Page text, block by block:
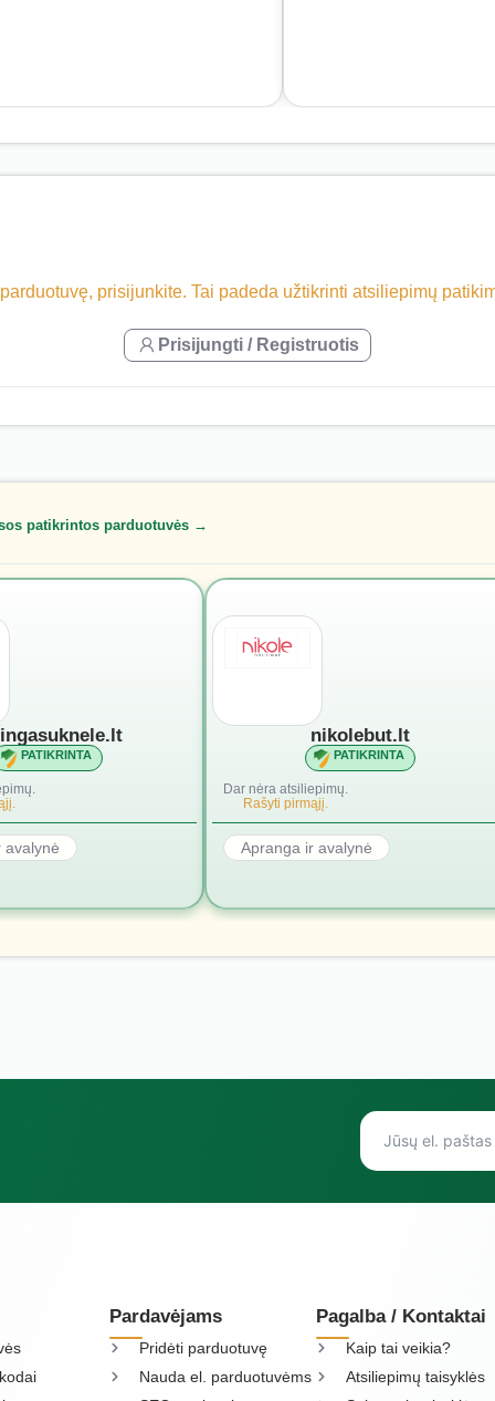
prisijunkite. Tai padeda užtikrinti atsiliepimų
Prisijungti / Registruotis
patikrintos parduotuvės →
PATIKRINTA
avalynė
nikolebut.lt
PATIKRINTA
Dar nėra atsiliepimų.
Rašyti pirmąjį.
Apranga ir avalynė
Pardavėjams
Pridėti parduotuvę
Nauda el. parduotuvėms
Pagalba / Kontaktai
Kaip tai veikia?
Atsiliepimų taisyklės